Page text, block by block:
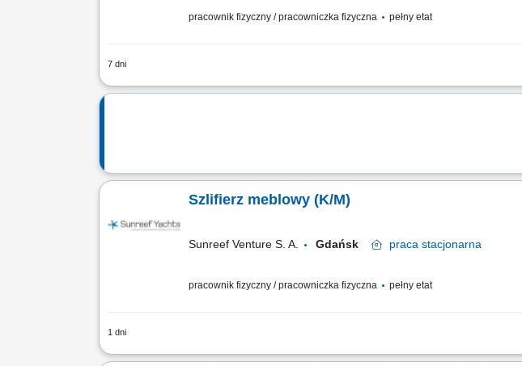
pracownik fizyczny / pracowniczka fizyczna pełny etat
7 dni
Szlifowanie komponentów meblowych na stanowiskach szlifierskich;
Szlifierz meblowy (K/M)
Sunreef Venture S. A. Gdańsk praca stacjonarna
pracownik fizyczny / pracowniczka fizyczna pełny etat
1 dni
Zakres obowiązków: Szlifowanie elementów meblowych przy stołach